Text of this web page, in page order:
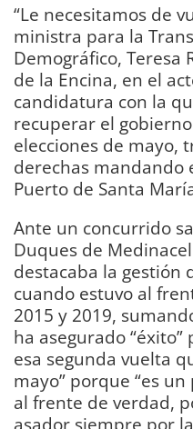
“Le necesitamos de
ministra para la
Demográfico, Teresa
de la Encina, en el
candidatura con la
recuperar el
elecciones de mayo,
derechas mandando
Puerto de Santa
Ante un concurrido
Duques de
destacaba la gestión
cuando estuvo al
2015 y 2019,
ha asegurado “éxito”
esa segunda vuelta
mayo” porque “es
al frente de verdad,
asador siempre por